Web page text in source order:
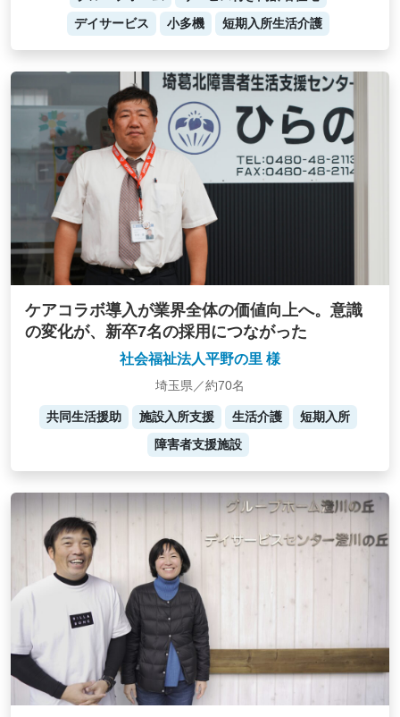
デイサービス
小多機 短期入所生活介護
ケアコラボ導入が業界全体の価値向上へ。意識
の変化が、新卒7名の採用につながった
社会福祉法人平野の里 様
埼玉県／約70名
共同生活援助 施設入所支援 生活介護
短期入所
障害者支援施設